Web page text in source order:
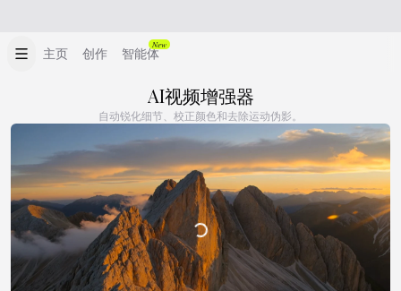
主页 创作 智能体
New
AI视频增强器
自动锐化细节、校正颜色和去除运动伪影。